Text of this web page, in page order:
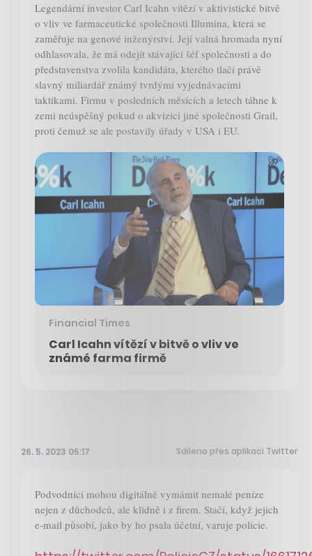
Legendární investor Carl Icahn vítězí v aktivistické bitvě
o vliv ve farmaceutické společnosti Illumina, která se
zaměřuje na genové inženýrství. Její valná hromada nyní
odhlasovala, že má odejít stávající šéf společnosti a do
představenstva zvolila kandidáta, kterého tlačí právě
slavný miliardář známý tvrdými vyjednávacími
taktikami. Firmu v posledních měsících a letech táhne k
zemi neúspěšný pokud o akvizici jiné společnosti Grail,
proti čemuž se ale postavily úřady v USA i EU.
Financial Times
Carl Icahn vítězí v bitvě o vliv ve
známé farma firmě
26. 5. 2023 05:17 Sdíleno přes aplikaci Twitter
Podvodníci mohou digitálně vymámit nemalé peníze
nejen z důchodců, ale klidně i z firem. Stačí, když jejich
e-mail působí, jako by ho psala účetní, varuje policie.